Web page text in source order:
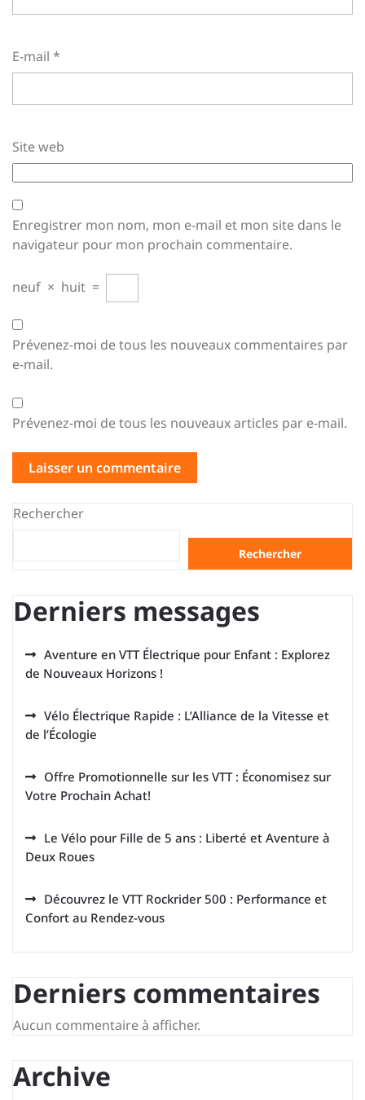
E-mail *
Site web
Enregistrer mon nom, mon e-mail et mon site dans le
navigateur pour mon prochain commentaire.
neuf × huit =
Prévenez-moi de tous les nouveaux commentaires par
e-mail.
Prévenez-moi de tous les nouveaux articles par e-mail.
Rechercher
Rechercher
Derniers messages
Aventure en VTT Électrique pour Enfant : Explorez
de Nouveaux Horizons !
Vélo Électrique Rapide : L’Alliance de la Vitesse et
de l’Écologie
Offre Promotionnelle sur les VTT : Économisez sur
Votre Prochain Achat!
Le Vélo pour Fille de 5 ans : Liberté et Aventure à
Deux Roues
Découvrez le VTT Rockrider 500 : Performance et
Confort au Rendez-vous
Derniers commentaires
Aucun commentaire à afficher.
Archive